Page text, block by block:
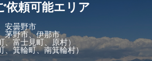
依頼可能エリア
安曇野市
茅野市、伊那市
、富士見町、原村）
、箕輪町、南箕輪村）